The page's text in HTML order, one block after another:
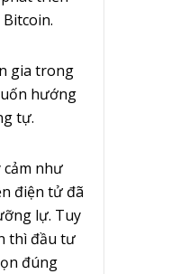
gia trong
hướng
tự.
như
điện tử đã
lự. Tuy
thì đầu tư
đúng